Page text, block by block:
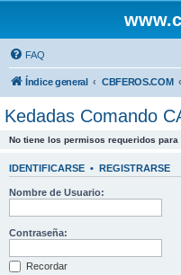
FAQ
Índice general CBFEROS.COM
Kedadas Comando
No tiene los permisos requeridos para
IDENTIFICARSE • REGISTRARSE
Nombre de Usuario:
Contraseña:
Recordar